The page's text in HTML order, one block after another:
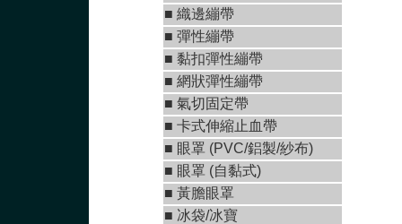
■ 織邊繃帶
■ 彈性繃帶
■ 黏扣彈性繃帶
■ 網狀彈性繃帶
■ 氣切固定帶
■ 卡式伸縮止血帶
■ 眼罩 (PVC/鋁製/紗布)
■ 眼罩 (自黏式)
■ 黃膽眼罩
■ 冰袋/冰寶